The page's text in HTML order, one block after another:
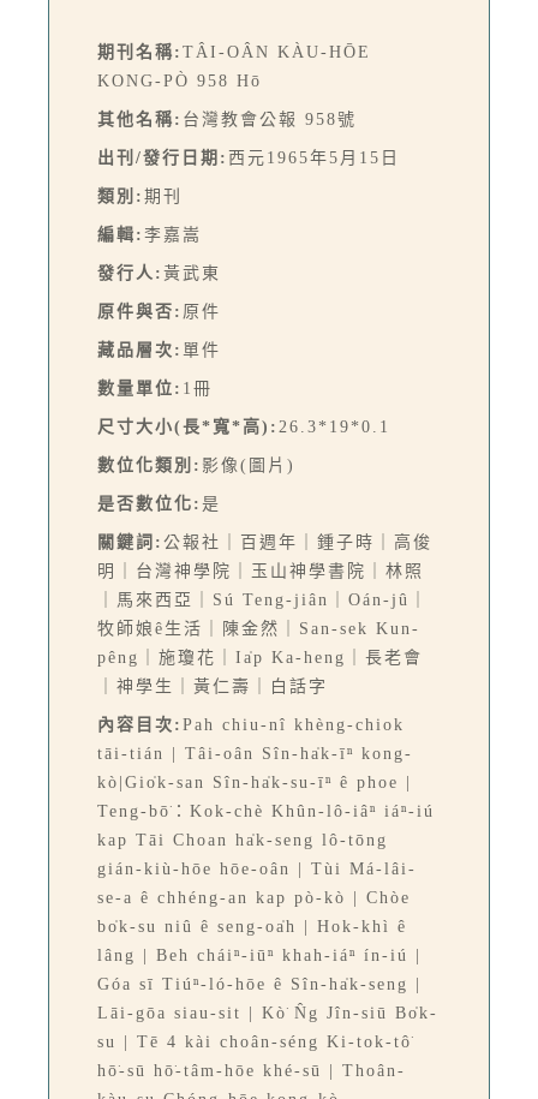
期刊名稱: TÂI-OÂN KÀU-HŌE
KONG-PÒ 958 Hō
其他名稱: 台灣教會公報 958號
出刊/發行日期: 西元1965年5月15日
類別: 期刊
編輯: 李嘉嵩
發行人: 黃武東
原件與否: 原件
藏品層次: 單件
數量單位: 1冊
尺寸大小(長*寬*高): 26.3*19*0.1
數位化類別: 影像(圖片)
是否數位化: 是
關鍵詞: 公報社｜百週年｜鍾子時｜高俊
明｜台灣神學院｜玉山神學書院｜林照
｜馬來西亞｜Sú Teng-jiân｜Oán-jû｜
牧師娘ê生活｜陳金然｜San-sek Kun-
pêng｜施瓊花｜Ia̍p Ka-heng｜長老會
｜神學生｜黃仁壽｜白話字
內容目次: Pah chiu-nî khèng-chiok
tāi-tián | Tâi-oân Sîn-ha̍k-īⁿ kong-
kò|Gio̍k-san Sîn-ha̍k-su-īⁿ ê phoe |
Teng-bō͘：Kok-chè Khûn-lô-iâⁿ iáⁿ-iú
kap Tāi Choan ha̍k-seng lô-tōng
gián-kiù-hōe hōe-oân | Tùi Má-lâi-
se-a ê chhéng-an kap pò-kò | Chòe
bo̍k-su niû ê seng-oa̍h | Hok-khì ê
lâng | Beh cháiⁿ-iūⁿ khah-iáⁿ ín-iú |
Góa sī Tiúⁿ-ló-hōe ê Sîn-ha̍k-seng |
Lāi-gōa siau-sit | Kò͘ N̂g Jîn-siū Bo̍k-
su | Tē 4 kài choân-séng Ki-tok-tô͘
hō͘-sū hō͘-tâm-hōe khé-sū | Thoân-